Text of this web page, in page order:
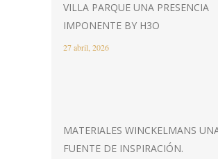
VILLA PARQUE UNA PRESENCIA
IMPONENTE BY H3O
27 abril, 2026
MATERIALES WINCKELMANS
FUENTE DE INSPIRACIÓN.